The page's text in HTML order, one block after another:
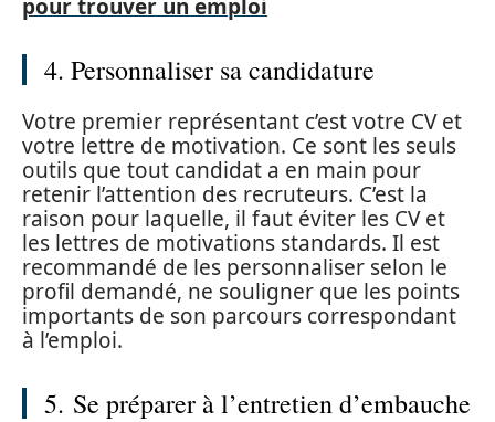
pour trouver un emploi
4. Personnaliser sa candidature
Votre premier représentant c’est votre CV et
votre lettre de motivation. Ce sont les seuls
outils que tout candidat a en main pour
retenir l’attention des recruteurs. C’est la
raison pour laquelle, il faut éviter les CV et
les lettres de motivations standards. Il est
recommandé de les personnaliser selon le
profil demandé, ne souligner que les points
importants de son parcours correspondant
à l’emploi.
5. Se préparer à l’entretien d’embauche